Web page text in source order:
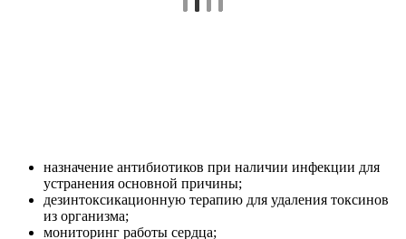
назначение антибиотиков при наличии инфекции для
устранения основной причины;
дезинтоксикационную терапию для удаления токсинов
из организма;
мониторинг работы сердца;